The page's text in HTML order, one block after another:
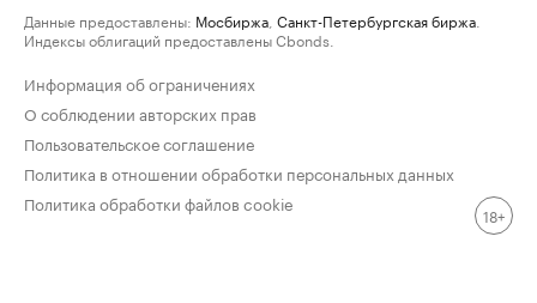
Данные предоставлены: Мосбиржа Санкт-Петербургская биржа
Индексы облигаций предоставлены Cbonds.
Информация об ограничениях
О соблюдении авторских прав
Пользовательское соглашение
Политика в отношении обработки персональных данных
Политика обработки файлов cookie
18+